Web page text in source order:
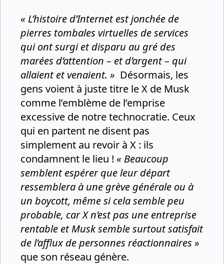
« L’histoire d’Internet est jonchée de
pierres tombales virtuelles de services
qui ont surgi et disparu au gré des
marées d’attention – et d’argent – qui
allaient et venaient. » Désormais, les
gens voient à juste titre le X de Musk
comme l’emblème de l’emprise
excessive de notre technocratie. Ceux
qui en partent ne disent pas
simplement au revoir à X : ils
condamnent le lieu ! « Beaucoup
semblent espérer que leur départ
ressemblera à une grève générale ou à
un boycott, même si cela semble peu
probable, car X n’est pas une entreprise
rentable et Musk semble surtout satisfait
de l’afflux de personnes réactionnaires »
que son réseau génère.